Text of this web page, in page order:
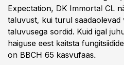
Expectation, DK Immortal CL
taluvust, kui turul saadaolevad
taluvusega sordid. Kuid igal
haiguse eest kaitsta
on BBCH 65 kasvufaas.